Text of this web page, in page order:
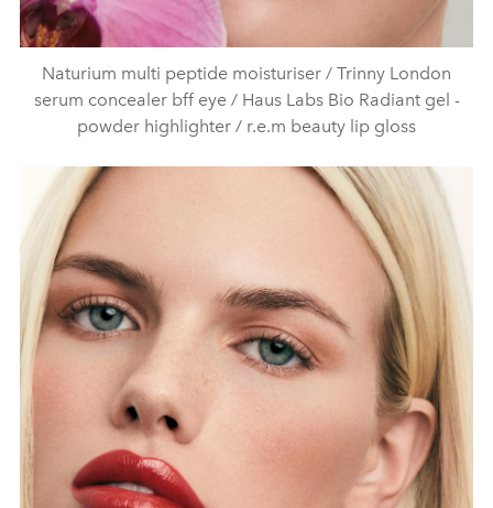
Naturium multi peptide moisturiser / Trinny London
serum concealer bff eye / Haus Labs Bio Radiant gel -
powder highlighter / r.e.m beauty lip gloss